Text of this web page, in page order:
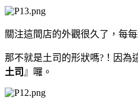
關注這間店的外觀很久了，每
那不就是土司的形狀嗎?！因為
土司 』囉。